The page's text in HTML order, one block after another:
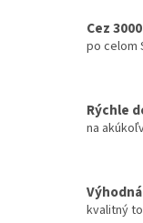
Cez
po celom
Rýchle
na
kvalitný